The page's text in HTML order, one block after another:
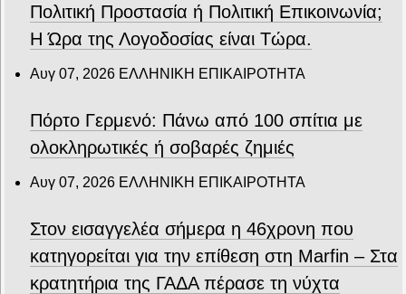
Πολιτική Προστασία ή Πολιτική Επικοινωνία;
Η Ώρα της Λογοδοσίας είναι Τώρα.
Αυγ 07, 2026 ΕΛΛΗΝΙΚΗ ΕΠΙΚΑΙΡΟΤΗΤΑ
Πόρτο Γερμενό: Πάνω από 100 σπίτια με
ολοκληρωτικές ή σοβαρές ζημιές
Αυγ 07, 2026 ΕΛΛΗΝΙΚΗ ΕΠΙΚΑΙΡΟΤΗΤΑ
Στον εισαγγελέα σήμερα η 46χρονη που
κατηγορείται για την επίθεση στη Marfin – Στα
κρατητήρια της ΓΑΔΑ πέρασε τη νύχτα